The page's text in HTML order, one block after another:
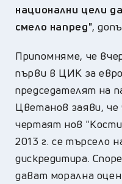
национални цели
смело напред",
Припомняме, че
първи в ЦИК за
председателят на
Цветанов заяви,
чертаят нов
2013 г. се търсело
дискредитира.
дават морална